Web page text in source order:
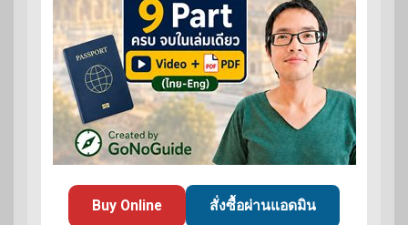
Buy Online สั่งซื้อผ่านแอดมิน